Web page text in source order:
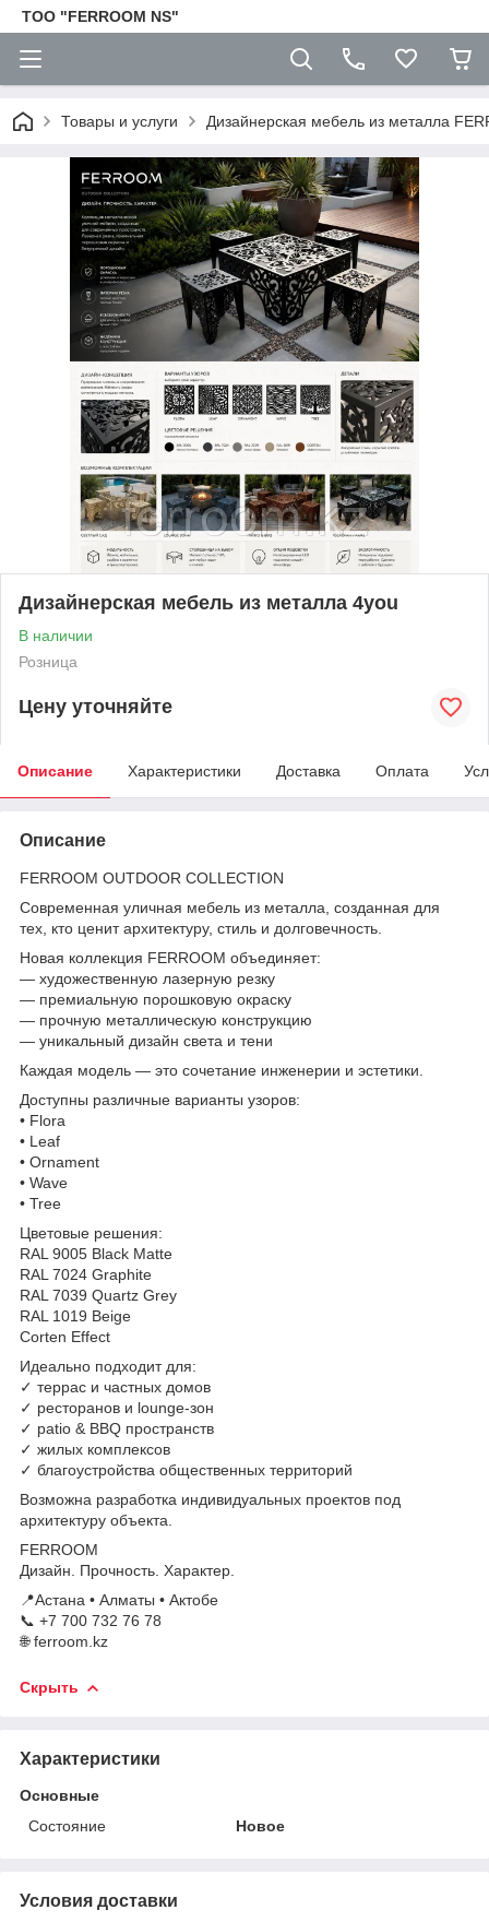
TOO "FERROOM NS"
Товары и услуги Дизайнерская мебель из металла
Дизайнерская мебель из металла 4you
В наличии
Розница
Цену уточняйте
Описание Характеристики Доставка Оплата
Описание
FERROOM OUTDOOR COLLECTION
Современная уличная мебель из металла, созданная для
тех, кто ценит архитектуру, стиль и долговечность.
Новая коллекция FERROOM объединяет:
— художественную лазерную резку
— премиальную порошковую окраску
— прочную металлическую конструкцию
— уникальный дизайн света и тени
Каждая модель — это сочетание инженерии и эстетики.
Доступны различные варианты узоров:
• Flora
• Leaf
• Ornament
• Wave
• Tree
Цветовые решения:
RAL 9005 Black Matte
RAL 7024 Graphite
RAL 7039 Quartz Grey
RAL 1019 Beige
Corten Effect
Идеально подходит для:
✓ террас и частных домов
✓ ресторанов и lounge-зон
✓ patio & BBQ пространств
✓ жилых комплексов
✓ благоустройства общественных территорий
Возможна разработка индивидуальных проектов под
архитектуру объекта.
FERROOM
Дизайн. Прочность. Характер.
📍Астана • Алматы • Актобе
📞 +7 700 732 76 78
🌐 ferroom.kz
Скрыть
Характеристики
Основные
Состояние
Новое
Условия доставки